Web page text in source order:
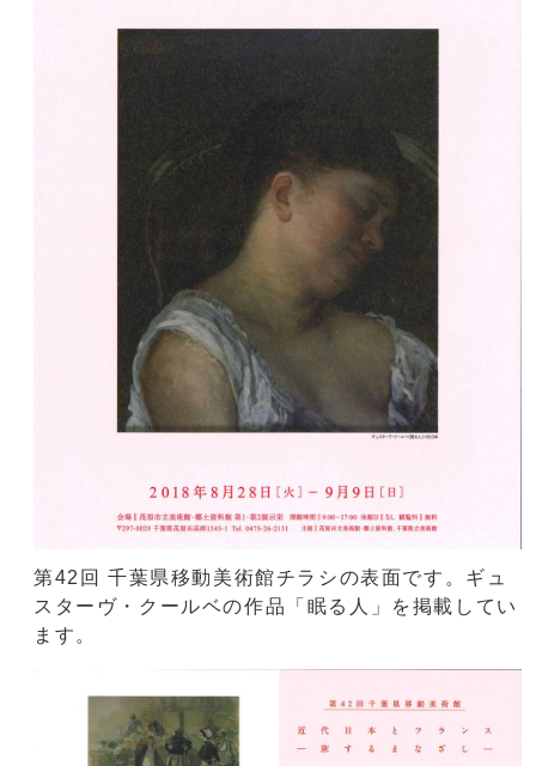
第42回 千葉県移動美術館チラシの表面です。ギュ
スターヴ・クールベの作品「眠る人」を掲載してい
ます。